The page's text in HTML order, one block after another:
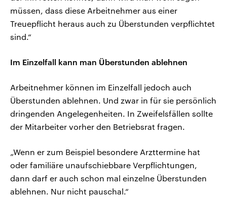
müssen, dass diese Arbeitnehmer aus einer
Treuepflicht heraus auch zu Überstunden verpflichtet
sind.“
Im Einzelfall kann man Überstunden ablehnen
Arbeitnehmer können im Einzelfall jedoch auch
Überstunden ablehnen. Und zwar in für sie persönlich
dringenden Angelegenheiten. In Zweifelsfällen sollte
der Mitarbeiter vorher den Betriebsrat fragen.
„Wenn er zum Beispiel besondere Arzttermine hat
oder familiäre unaufschiebbare Verpflichtungen,
dann darf er auch schon mal einzelne Überstunden
ablehnen. Nur nicht pauschal.“